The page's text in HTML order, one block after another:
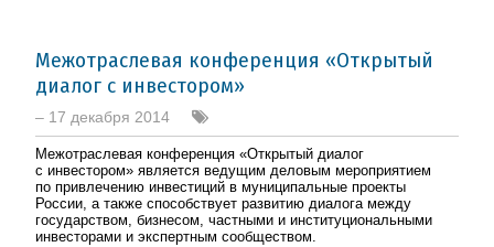
Межотраслевая конференция «Открытый
диалог с инвестором»
– 17 декабря 2014
Межотраслевая конференция «Открытый диалог
с инвестором» является ведущим деловым мероприятием
по привлечению инвестиций в муниципальные проекты
России, а также способствует развитию диалога между
государством, бизнесом, частными и институциональными
инвесторами и экспертным сообществом.